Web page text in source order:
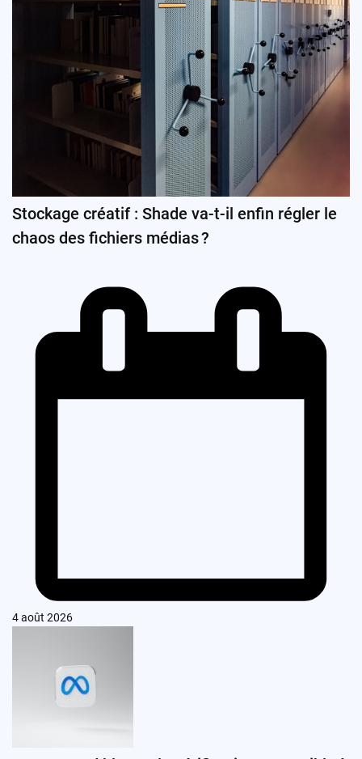
Stockage créatif : Shade va-t-il enfin régler le
chaos des fichiers médias ?
4 août 2026